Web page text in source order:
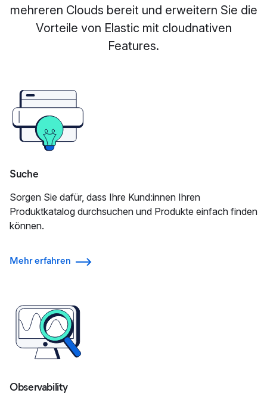
mehreren Clouds bereit und erweitern Sie die
Vorteile von Elastic mit cloudnativen
Features.
Suche
Sorgen Sie dafür, dass Ihre Kund:innen Ihren
Produktkatalog durchsuchen und Produkte einfach finden
können.
Mehr erfahren
Observability